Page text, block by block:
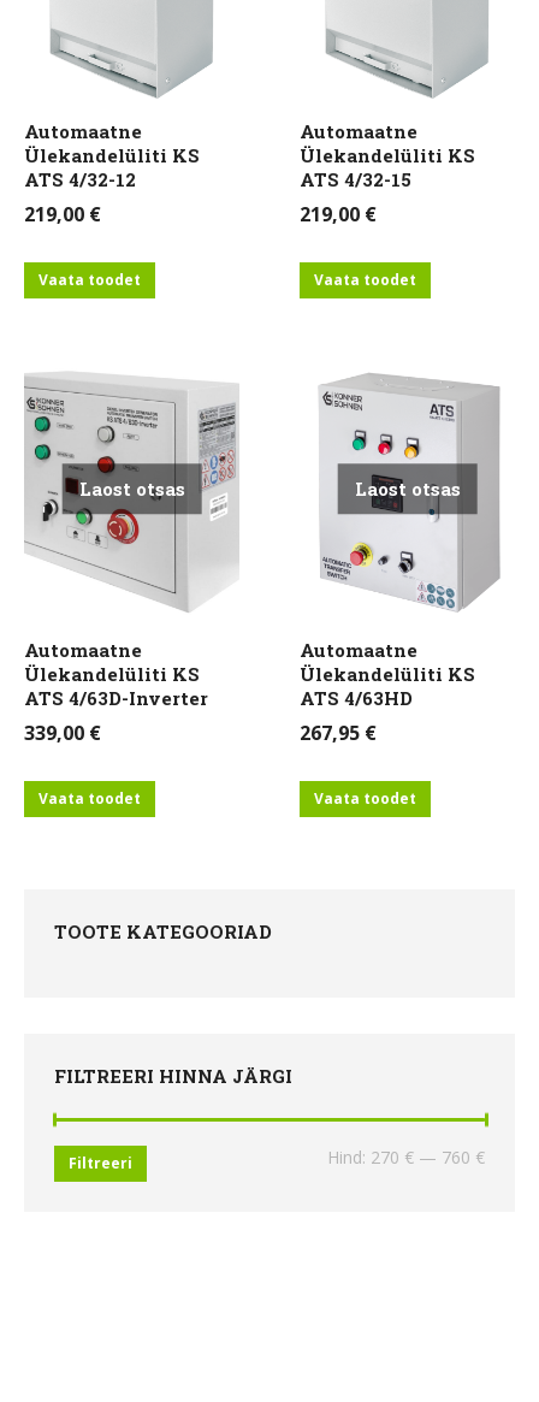
Automaatne
Ülekandelüliti KS
ATS 4/32-12
219,00 €
Vaata toodet
Automaatne
Ülekandelüliti KS
ATS 4/32-15
219,00 €
Vaata toodet
Laost otsas
Automaatne
Ülekandelüliti KS
ATS 4/63D-Inverter
339,00 €
Vaata toodet
Laost otsas
Automaatne
Ülekandelüliti KS
ATS 4/63HD
267,95 €
Vaata toodet
TOOTE KATEGOORIAD
FILTREERI HINNA JÄRGI
Filtreeri Hind: 270 € — 760 €